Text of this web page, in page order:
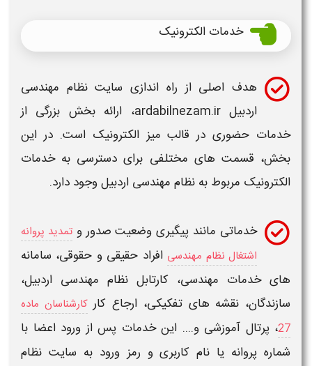
خدمات الکترونیک
هدف اصلی از راه اندازی سایت نظام مهندسی
اردبیلardabilnezam.ir
، ارائه بخش بزرگی از
خدمات حضوری در قالب میز الکترونیک است. در این
بخش، قسمت های مختلفی برای دسترسی به خدمات
الکترونیک مربوط به نظام مهندسی اردبیلوجود دارد.
خدماتی مانند پیگیری وضعیت صدور وتمدید پروانه
اشتغال نظام مهندسی افراد حقیقی و حقوقی، سامانه
های خدمات مهندسی، کارتابل نظام مهندسی اردبیل،
سازندگان، نقشه های تفکیکی، ارجاع کارکارشناسان ماده
27، پرتال آموزشی و.... این خدمات پس از ورود اعضا با
شماره پروانه یا نام کاربری و رمز ورود به سایت نظام